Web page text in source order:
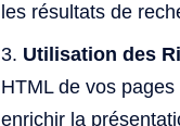
les résultats de
Utilisation des
HTML de vos
enrichir la